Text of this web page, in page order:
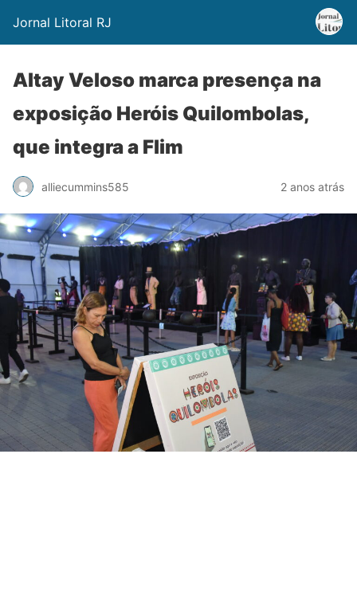
Jornal Litoral RJ
Altay Veloso marca presença na
exposição Heróis Quilombolas,
que integra a Flim
alliecummins585 2 anos atrás